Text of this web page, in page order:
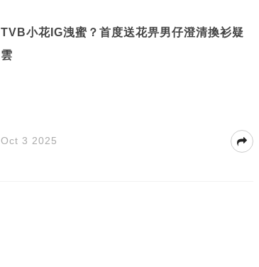
TVB小花IG洩蜜？首度送花畀男仔澄清換衫疑
雲
Oct 3 2025